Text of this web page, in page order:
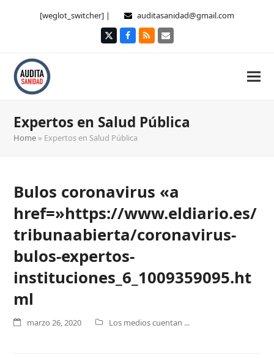
[weglot_switcher] | auditasanidad@gmail.com
TwitterFacebook
RSS Correo
Expertos en Salud Pública
Home » Expertos en Salud Pública
Bulos coronavirus «a
href=»https://www.eldiario.es/
tribunaabierta/coronavirus-
bulos-expertos-
instituciones_6_1009359095.ht
ml
marzo 26, 2020 Los medios cuentan ...